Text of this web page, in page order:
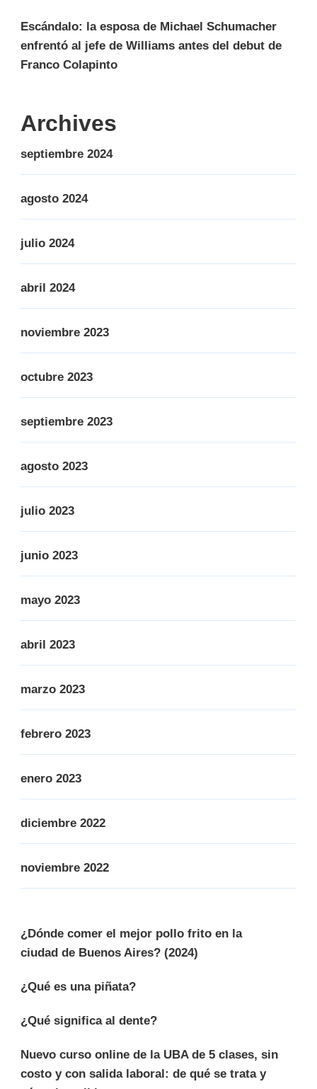
Escándalo: la esposa de Michael Schumacher
enfrentó al jefe de Williams antes del debut de
Franco Colapinto
Archives
septiembre 2024
agosto 2024
julio 2024
abril 2024
noviembre 2023
octubre 2023
septiembre 2023
agosto 2023
julio 2023
junio 2023
mayo 2023
abril 2023
marzo 2023
febrero 2023
enero 2023
diciembre 2022
noviembre 2022
¿Dónde comer el mejor pollo frito en la
ciudad de Buenos Aires? (2024)
¿Qué es una piñata?
¿Qué significa al dente?
Nuevo curso online de la UBA de 5 clases, sin
costo y con salida laboral: de qué se trata y